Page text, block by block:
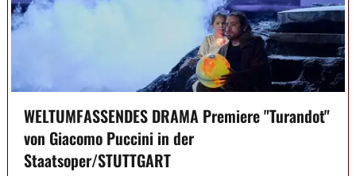
WELTUMFASSENDES DRAMA Premiere "Turandot"
von Giacomo Puccini in der
Staatsoper/STUTTGART